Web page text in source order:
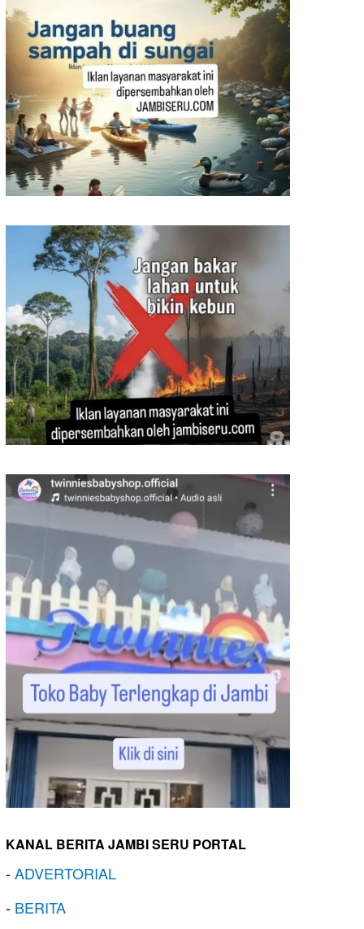
KANAL BERITA JAMBI SERU PORTAL
-ADVERTORIAL
- BERITA